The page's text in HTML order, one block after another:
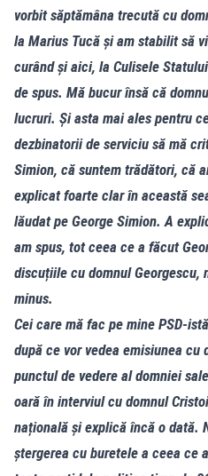
vorbit săptămâna trecută cu
la Marius Tucă și am stabilit să
curând și aici, la Culisele
de spus. Mă bucur însă că
lucruri. Și asta mai ales pentru
dezbinatorii de serviciu să mă
Simion, că suntem trădători, că
explicat foarte clar în această
lăudat pe George Simion. A
am spus, tot ceea ce a făcut
discuțiile cu domnul Georgescu,
minus.
Cei care mă fac pe mine PSD-
după ce vor vedea emisiunea cu
punctul de vedere al domniei
oară în interviul cu domnul
națională și explică încă o dată.
ștergerea cu buretele a ceea ce